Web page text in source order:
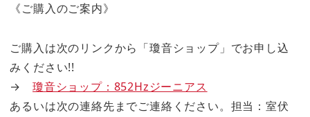
《ご購入のご案内》
ご購入は次のリンクから「瓊音ショップ」でお申し込
みください!!
→ 瓊音ショップ：852Hzジーニアス
あるいは次の連絡先までご連絡ください。担当：室伏